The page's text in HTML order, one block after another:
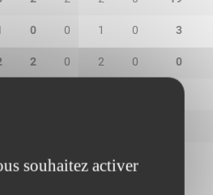
0 0 1 0 3
2 0 2 0 0
souhaitez activer